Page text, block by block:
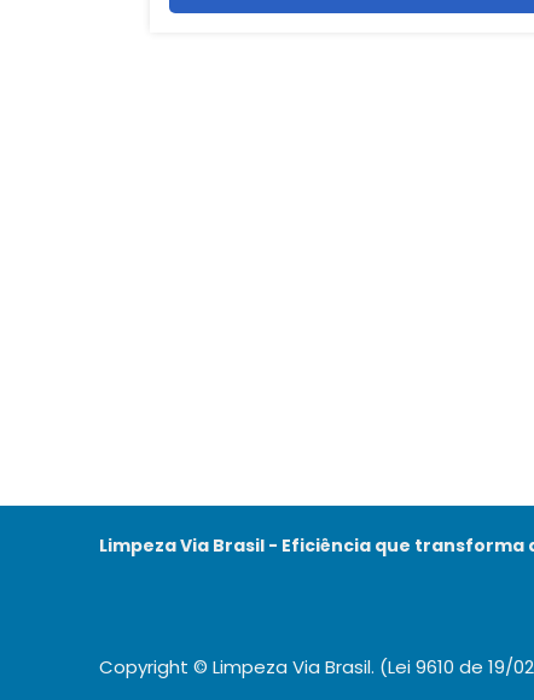
Limpeza Via Brasil - Eficiência que transforma
Copyright © Limpeza Via Brasil. (Lei 9610 de 19/